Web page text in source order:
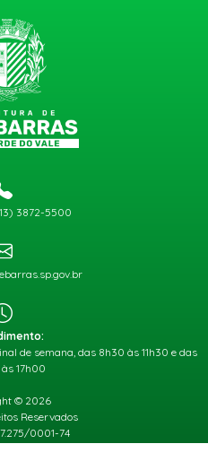
3872-5500
de semana, das 8h30 às 11h30 e das
17h00
© 2026
Reservados
0001-74